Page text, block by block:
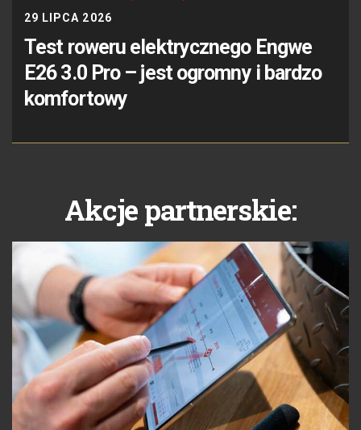
29 LIPCA 2026
Test roweru elektrycznego Engwe
E26 3.0 Pro – jest ogromny i bardzo
komfortowy
Akcje partnerskie: